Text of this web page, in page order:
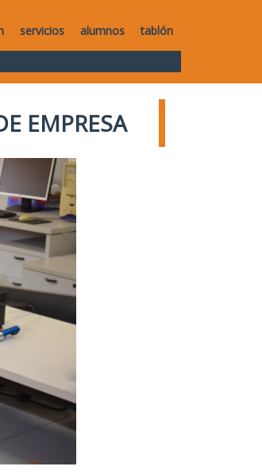
servicios alumnos tablón
EMPRESA